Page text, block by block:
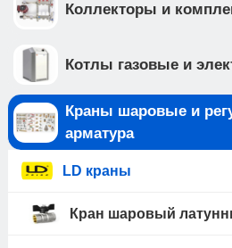
Коллекторы и
Котлы газовые и
Краны шаровые и
арматура
LD краны
Кран шаровый